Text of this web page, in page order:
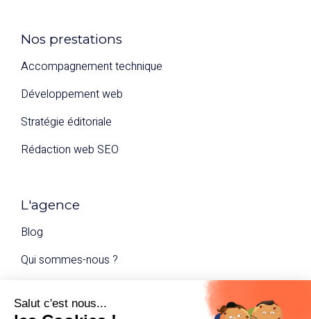
Nos prestations
Accompagnement technique
Développement web
Stratégie éditoriale
Rédaction web SEO
L'agence
Blog
Qui sommes-nous ?
Mentions légales